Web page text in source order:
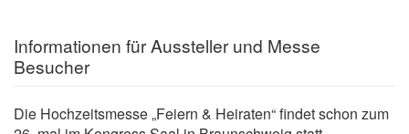
Informationen für Aussteller und Messe
Besucher
Die Hochzeitsmesse „Feiern & Heiraten“ findet schon zum